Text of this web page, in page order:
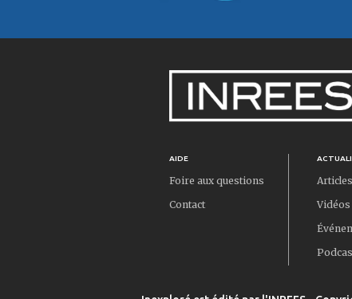
AIDE
Foire aux questions
Contact
Articles
Vidéos